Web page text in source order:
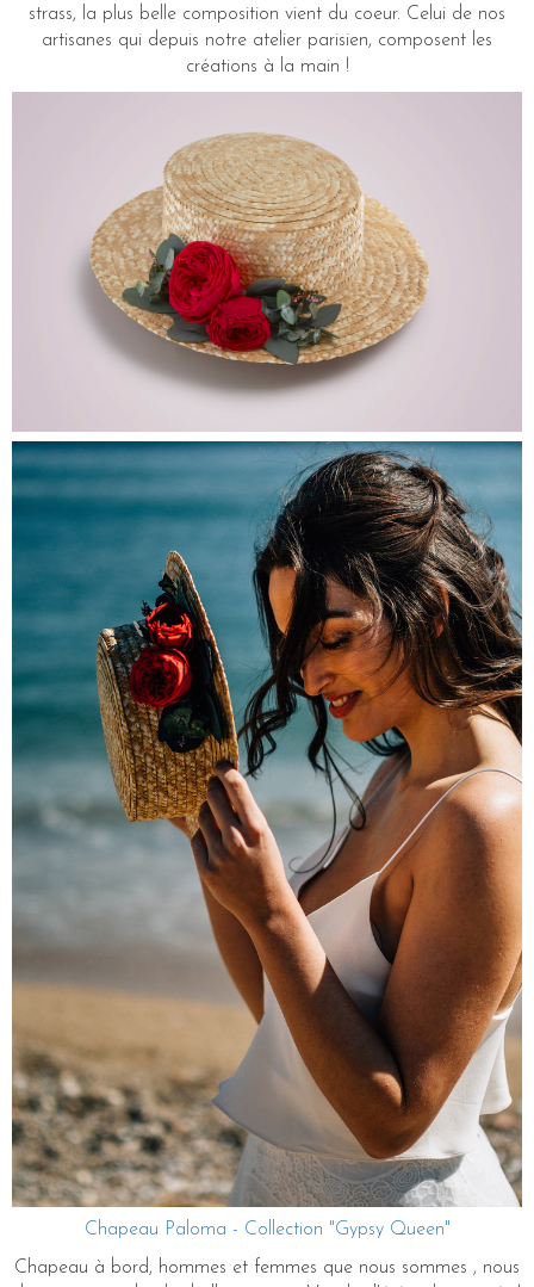
strass, la plus belle composition vient du coeur. Celui de nos
artisanes qui depuis notre atelier parisien, composent les
créations à la main !
Chapeau Paloma - Collection "Gypsy Queen"
Chapeau à bord, hommes et femmes que nous sommes , nous